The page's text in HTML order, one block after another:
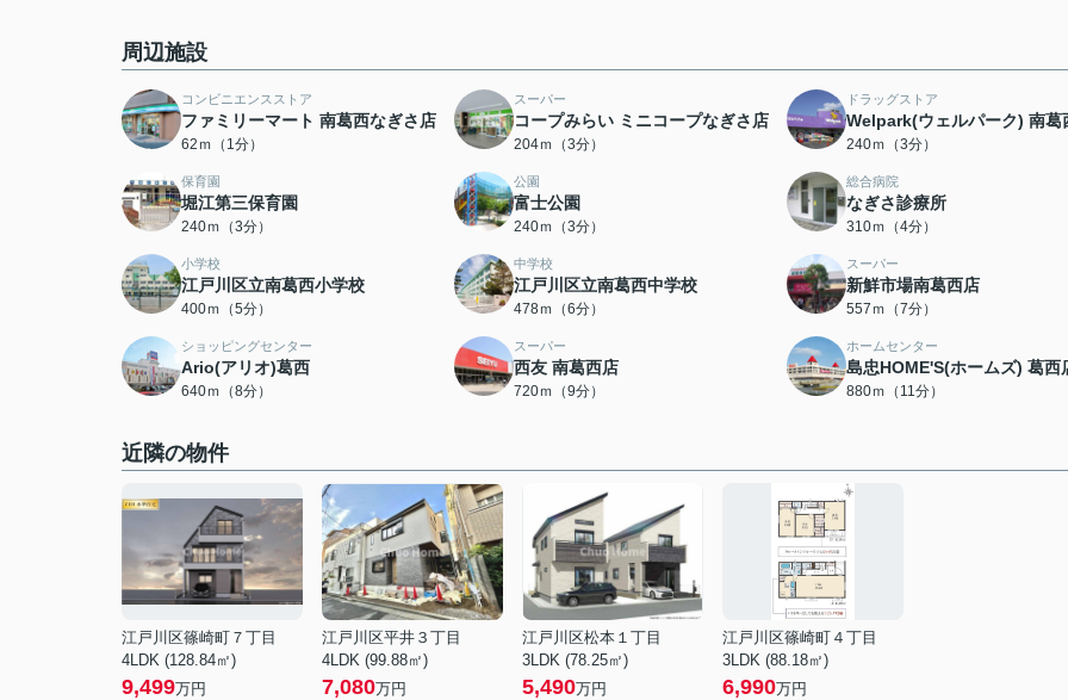
周辺施設
コンビニエンスストア
ファミリーマート 南葛西なぎさ店
62ｍ（1分）
スーパー
コープみらい ミニコープなぎさ店
204ｍ（3分）
ドラッグストア
Welpark(ウェルパーク) 南葛
240ｍ（3分）
保育園
堀江第三保育園
240ｍ（3分）
公園
富士公園
240ｍ（3分）
総合病院
なぎさ診療所
310ｍ（4分）
小学校
江戸川区立南葛西小学校
400ｍ（5分）
中学校
江戸川区立南葛西中学校
478ｍ（6分）
スーパー
新鮮市場南葛西店
557ｍ（7分）
ショッピングセンター
Ario(アリオ)葛西
640ｍ（8分）
スーパー
西友 南葛西店
720ｍ（9分）
ホームセンター
島忠HOME'S(ホームズ) 葛西
880ｍ（11分）
近隣の物件
江戸川区篠崎町７丁目
4LDK (128.84㎡)
9,499万円
江戸川区平井３丁目
4LDK (99.88㎡)
7,080万円
江戸川区松本１丁目
3LDK (78.25㎡)
5,490万円
江戸川区篠崎町４丁目
3LDK (88.18㎡)
6,990万円